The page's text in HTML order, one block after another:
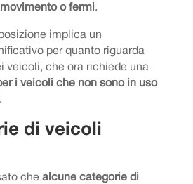
o fermi .
implica un
per quanto riguarda
veicoli, che ora richiede una
i veicoli che non sono in uso
di veicoli
che alcune categorie di